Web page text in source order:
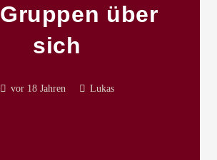
über
sich
vor 18 Jahren Lukas